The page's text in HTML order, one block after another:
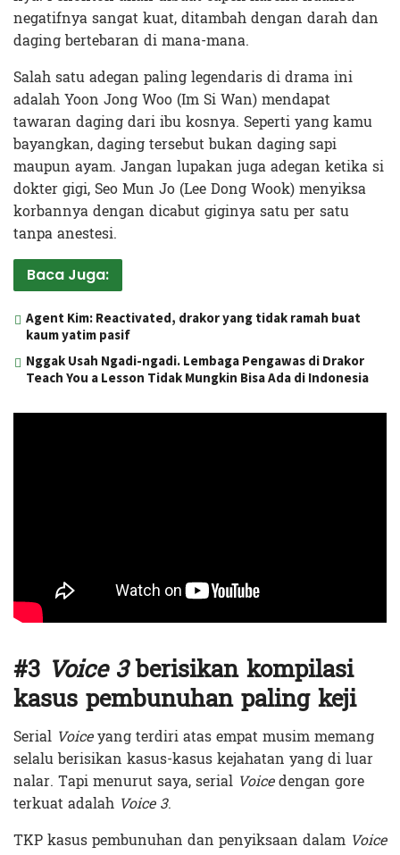
negatifnya sangat kuat, ditambah dengan darah dan
daging bertebaran di mana-mana.
Salah satu adegan paling legendaris di drama ini
adalah Yoon Jong Woo (Im Si Wan) mendapat
tawaran daging dari ibu kosnya. Seperti yang kamu
bayangkan, daging tersebut bukan daging sapi
maupun ayam. Jangan lupakan juga adegan ketika si
dokter gigi, Seo Mun Jo (Lee Dong Wook) menyiksa
korbannya dengan dicabut giginya satu per satu
tanpa anestesi.
Baca Juga:
Agent Kim: Reactivated, drakor yang tidak ramah buat
kaum yatim pasif
Nggak Usah Ngadi-ngadi. Lembaga Pengawas di Drakor
Teach You a Lesson Tidak Mungkin Bisa Ada di Indonesia
#3 Voice 3berisikan kompilasi
kasus pembunuhan paling keji
Serial Voiceyang terdiri atas empat musim memang
selalu berisikan kasus-kasus kejahatan yang di luar
nalar. Tapi menurut saya, serial Voicedengan gore
terkuat adalah Voice 3.
TKP kasus pembunuhan dan penyiksaan dalam Voice